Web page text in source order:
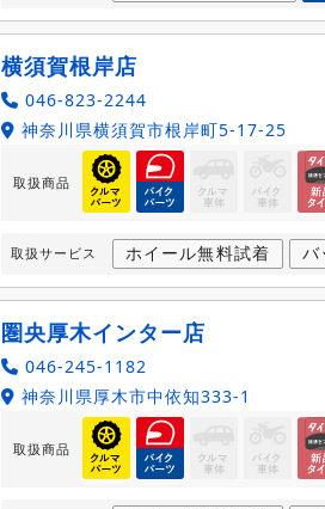
横須賀根岸店
046-823-2244
神奈川県横須賀市根岸町5-17-25
取扱商品
取扱サービス ホイール無料試着 バ
圏央厚木インター店
046-245-1182
神奈川県厚木市中依知333-1
取扱商品